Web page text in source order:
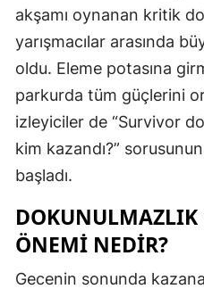
akşamı oynanan kritik
yarışmacılar arasında
oldu. Eleme potasına
parkurda tüm güçlerini
izleyiciler de “Survivor
kim kazandı?” sorusunun
başladı.
ÖNEMI NEDIR?
Gecenin sonunda